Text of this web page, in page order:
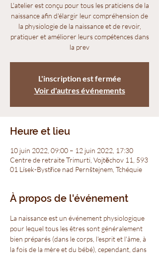
L'atelier est conçu pour tous les praticiens de la
naissance afin d'élargir leur compréhension de
la physiologie de la naissance et de revoir,
pratiquer et améliorer leurs compétences dans
la prev
L'inscription est fermée
Voir d'autres événements
Heure et lieu
10 juin 2022, 09:00 – 12 juin 2022, 17:30
Centre de retraite Trimurti, Vojtěchov 11, 593
01 Lísek-Bystřice nad Pernštejnem, Tchéquie
À propos de l'événement
La naissance est un événement physiologique
pour lequel tous les êtres sont généralement
bien préparés (dans le corps, l'esprit et l'âme, à
la fois de la mère et du bébé), cependant, dans